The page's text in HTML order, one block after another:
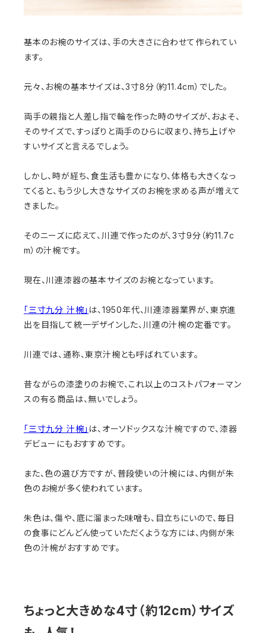
基本のお椀のサイズは、手の大きさに合わせて作られてい
ます。
元々、お椀の基本サイズは、3寸8分（約11.4cm）でした。
両手の親指と人差し指で輪を作った時のサイズが、およそ、
そのサイズで、すっぽりと両手のひらに収まり、持ち上げや
すいサイズと言えるでしょう。
しかし、時が経ち、食生活も豊かになり、体格も大きくなっ
てくると、もう少し大きなサイズのお椀を求める声が増えて
きました。
そのニーズに応えて、川連で作ったのが、3寸9分（約11.7c
m）の汁椀です。
現在、川連漆器の基本サイズのお椀となっています。
「三寸九分 汁椀」 は、1950年代、川連漆器業界が、東京進
出を目指して統一デザインした、川連の汁椀の定番です。
川連では、通称、東京汁椀とも呼ばれています。
昔ながらの漆塗りのお椀で、これ以上のコストパフォーマン
スの有る商品は、無いでしょう。
「三寸九分 汁椀」 は、オーソドックスな汁椀ですので、漆器
デビューにもおすすめです。
また、色の選び方ですが、普段使いの汁椀には、内側が朱
色のお椀が多く使われています。
朱色は、傷や、底に溜まった味噌も、目立ちにいので、毎日
の食事にどんどん使っていただくような方には、内側が朱
色の汁椀がおすすめです。
ちょっと大きめな4寸（約12cm）サイズ